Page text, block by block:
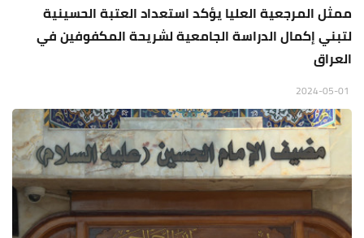
ممثل المرجعية العليا يؤكد استعداد العتبة الحسينية
لتبني إكمال الدراسة الجامعية لشريحة المكفوفين في
العراق